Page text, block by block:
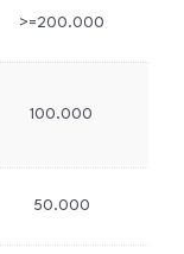
>=200.000
100.000
50.000